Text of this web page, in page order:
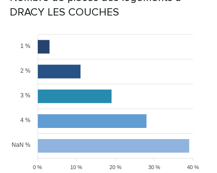
DRACY LES COUCHES
1 %
2 %
3 %
4 %
NaN %
40 %
30 %
20 %
10 %
0 %